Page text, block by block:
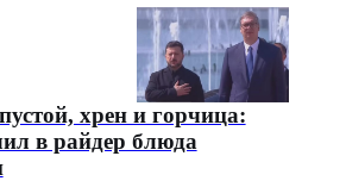
хрен и горчица:
в райдер блюда